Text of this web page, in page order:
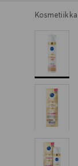
Kosmetiikka